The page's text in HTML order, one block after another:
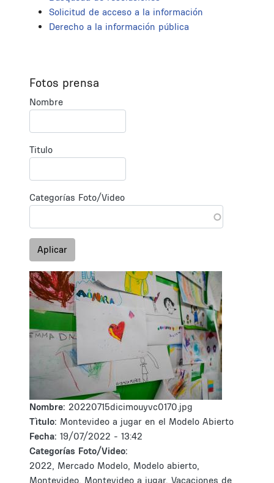
Solicitud de acceso a la información
Derecho a la información pública
Fotos prensa
Nombre
Titulo
Categorías Foto/Video
Aplicar
Nombre: 20220715dicimouyvc0170.jpg
Tìtulo: Montevideo a jugar en el Modelo Abierto
Fecha: 19/07/2022 - 13:42
Categorías Foto/Video:
2022, Mercado Modelo, Modelo abierto,
Montevideo, Montevideo a jugar, Vacaciones de